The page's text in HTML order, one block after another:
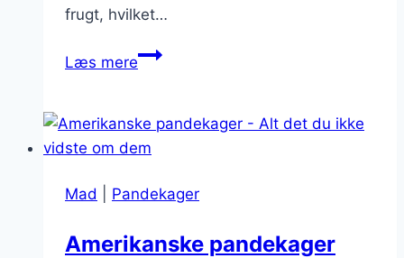
frugt, hvilket…
Læs mereAmerikanske
chokolade
og
Mad
Pandekager
Amerikanske pandekager